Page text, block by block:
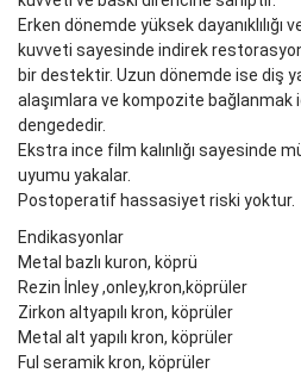
Erken dönemde yüksek dayanıklılığı
kuvveti sayesinde indirek
bir destektir. Uzun dönemde ise diş
alaşımlara ve kompozite bağlanmak
dengededir.
Ekstra ince film kalınlığı sayesinde
uyumu yakalar.
Postoperatif hassasiyet riski yoktur.
Endikasyonlar
Metal bazlı kuron, köprü
Rezin İnley ,onley,kron,köprüler
Zirkon altyapılı kron, köprüler
Metal alt yapılı kron, köprüler
Ful seramik kron, köprüler